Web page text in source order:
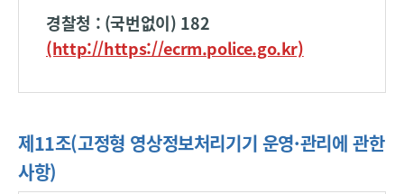
경찰청 : (국번없이) 182
(http://https://ecrm.police.go.kr)
제11조(고정형 영상정보처리기기 운영·관리에 관한
사항)